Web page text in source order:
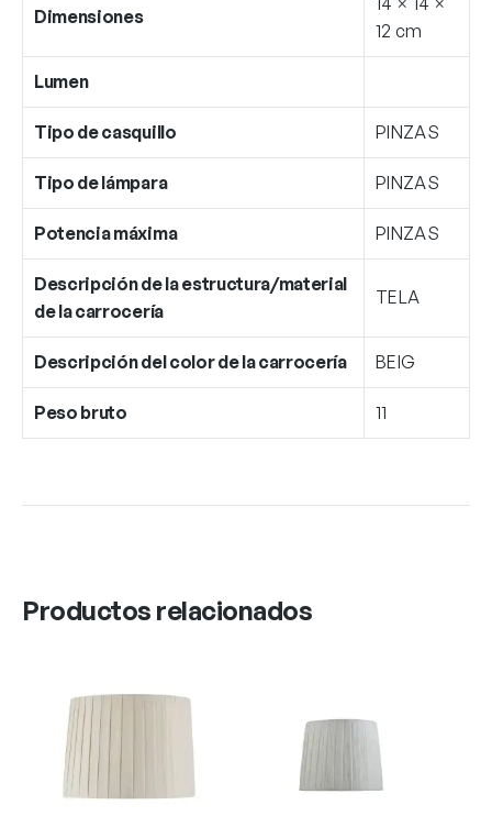
Dimensiones
12 cm
Lumen
Tipo de casquillo PINZAS
Tipo de lámpara PINZAS
Potencia máxima PINZAS
Descripción de la estructura/material
de la carrocería
TELA
Descripción del color de la carrocería BEIG
Peso bruto 11
Productos relacionados